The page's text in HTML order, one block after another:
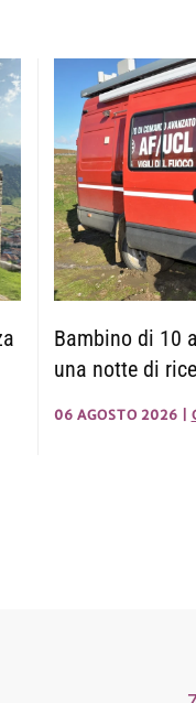
Bambino di 10
una notte di
06 AGOSTO 2026